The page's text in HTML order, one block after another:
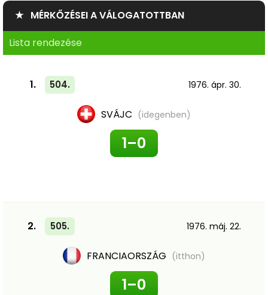
★ MÉRKŐZÉSEI A VÁLOGATOTTBAN
Lista rendezése
1. 504. 1976. ápr. 30.
SVÁJC (idegenben)
1–0
2. 505. 1976. máj. 22.
FRANCIAORSZÁG (itthon)
1–0